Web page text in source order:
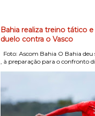
Bahia realiza treino tático
duelo contra o Vasco
Foto: Ascom Bahia O Bahia
, à preparação para o confronto